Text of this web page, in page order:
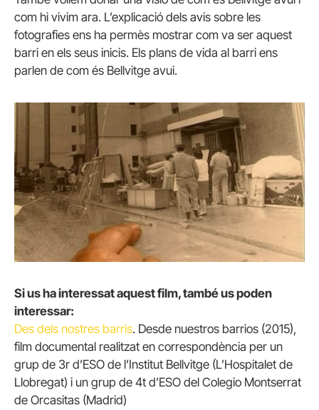
com hi vivim ara. L’explicació dels avis sobre les
fotografies ens ha permès mostrar com va ser aquest
barri en els seus inicis. Els plans de vida al barri ens
parlen de com és Bellvitge avui.
Si us ha interessat aquest film, també us poden
interessar:
Des dels nostres barris. Desde nuestros barrios (2015),
film documental realitzat en correspondència per un
grup de 3r d’ESO de l’Institut Bellvitge (L’Hospitalet de
Llobregat) i un grup de 4t d’ESO del Colegio Montserrat
de Orcasitas (Madrid)